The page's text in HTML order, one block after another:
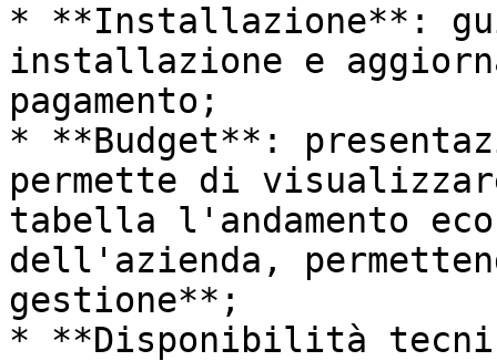
* **Installazione**:
installazione e
pagamento;
* **Budget**:
permette di
tabella l'andamento
dell'azienda,
gestione**;
* **Disponibilità